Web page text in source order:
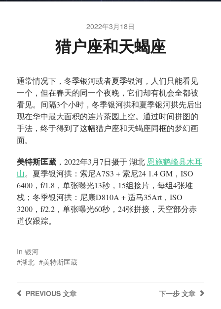
2022年3月18日
猎户座和天蝎座
通常情况下，冬季银河或者夏季银河，人们只能看见
一个，但在春天的同一个夜晚，它们却有机会全都被
看见。间隔3个小时，冬季银河拱和夏季银河拱先后出
现在华中最大面积的连片茶园上空。通过时间拼图的
手法，终于得到了这幅猎户座和天蝎座同框的梦幻画
面。
美特斯匡葳，2022年3月7日摄于 湖北 恩施鹤峰县木耳
山。夏季银河拱：索尼A7S3 + 索尼24 1.4 GM，ISO
6400，f/1.8，单张曝光13秒，15组接片，每组4张堆
栈；冬季银河拱：尼康D810A + 适马35Art，ISO
3200，f/2.2，单张曝光60秒，24张拼接，天空部分赤
道仪跟踪。
In 银河
湖北
美特斯匡葳
下一步 文章
PREVIOUS文章